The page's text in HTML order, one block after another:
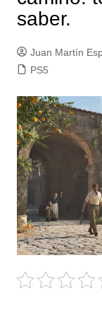
saber.
Juan Martín
PS5